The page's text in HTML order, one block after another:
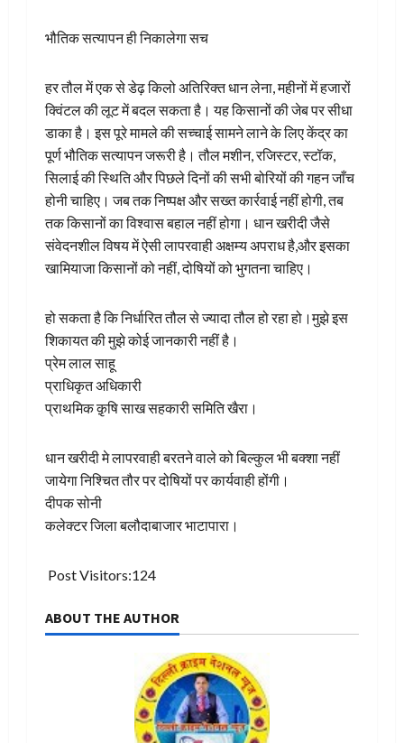
भौतिक सत्यापन ही निकालेगा सच
हर तौल में एक से डेढ़ किलो अतिरिक्त धान लेना, महीनों में हजारों
क्विंटल की लूट में बदल सकता है। यह किसानों की जेब पर सीधा
डाका है। इस पूरे मामले की सच्चाई सामने लाने के लिए केंद्र का
पूर्ण भौतिक सत्यापन जरूरी है। तौल मशीन, रजिस्टर, स्टॉक,
सिलाई की स्थिति और पिछले दिनों की सभी बोरियों की गहन जाँच
होनी चाहिए। जब तक निष्पक्ष और सख्त कार्रवाई नहीं होगी, तब
तक किसानों का विश्वास बहाल नहीं होगा। धान खरीदी जैसे
संवेदनशील विषय में ऐसी लापरवाही अक्षम्य अपराध है,और इसका
खामियाजा किसानों को नहीं, दोषियों को भुगतना चाहिए।
हो सकता है कि निर्धारित तौल से ज्यादा तौल हो रहा हो।मुझे इस
शिकायत की मुझे कोई जानकारी नहीं है।
प्रेम लाल साहू
प्राधिकृत अधिकारी
प्राथमिक क़ृषि साख सहकारी समिति खैरा।
धान खरीदी मे लापरवाही बरतने वाले को बिल्कुल भी बक्शा नहीं
जायेगा निश्चित तौर पर दोषियों पर कार्यवाही होंगी।
दीपक सोनी
कलेक्टर जिला बलौदाबाजार भाटापारा।
Post Visitors:124
ABOUT THE AUTHOR